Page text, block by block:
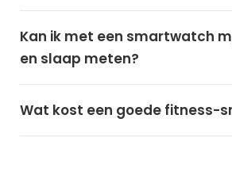
Kan ik met een smartwatch
en slaap meten?
Wat kost een goede fitness-